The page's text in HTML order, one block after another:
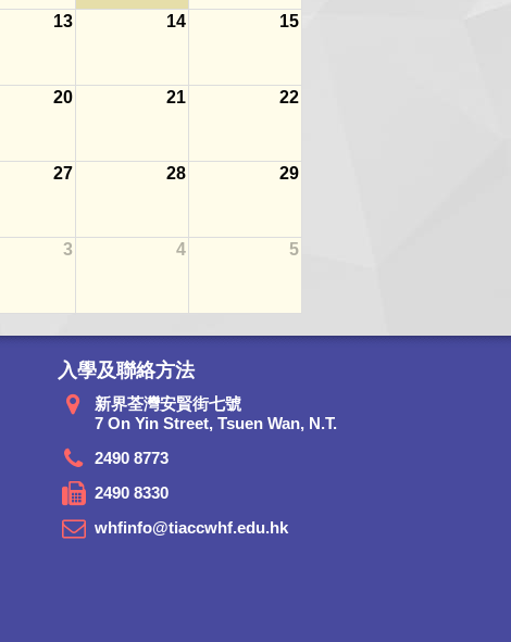
13 14 15
20 21 22
27 28 29
3 4 5
入學及聯絡方法
新界荃灣安賢街七號
7 On Yin Street, Tsuen Wan, N.T.
2490 8773
2490 8330
whfinfo@tiaccwhf.edu.hk